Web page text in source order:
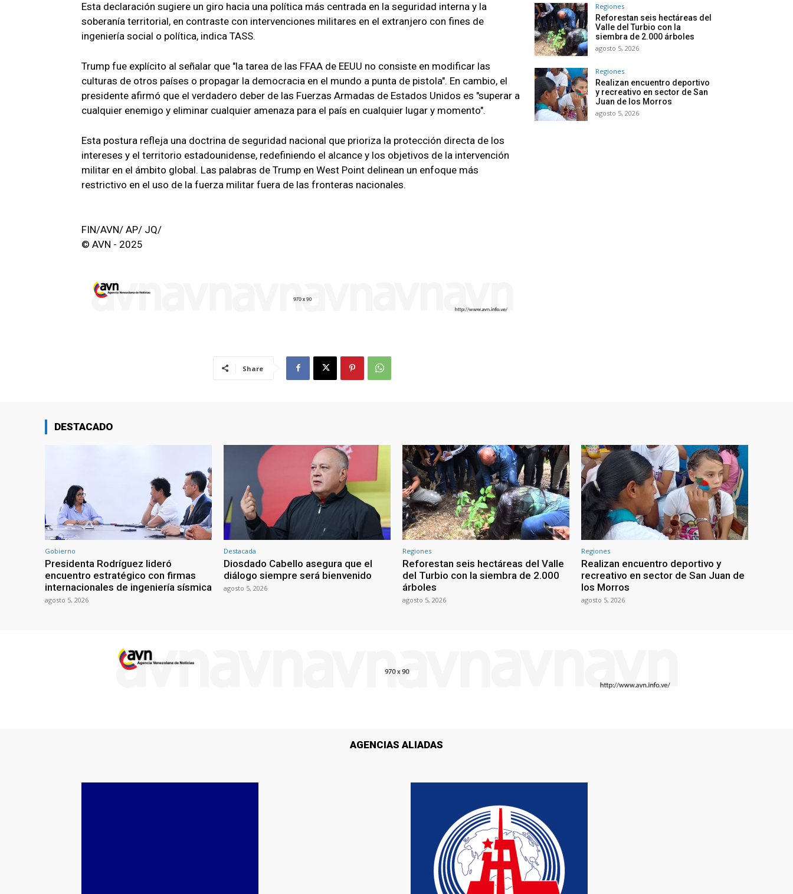
Esta declaración sugiere un giro hacia una política más centrada en la seguridad interna y la
soberanía territorial, en contraste con intervenciones militares en el extranjero con fines de
ingeniería social o política, indica TASS.
Trump fue explícito al señalar que "la tarea de las FFAA de EEUU no consiste en modificar las
culturas de otros países o propagar la democracia en el mundo a punta de pistola". En cambio, el
presidente afirmó que el verdadero deber de las Fuerzas Armadas de Estados Unidos es "superar a
cualquier enemigo y eliminar cualquier amenaza para el país en cualquier lugar y momento".
Esta postura refleja una doctrina de seguridad nacional que prioriza la protección directa de los
intereses y el territorio estadounidense, redefiniendo el alcance y los objetivos de la intervención
militar en el ámbito global. Las palabras de Trump en West Point delinean un enfoque más
restrictivo en el uso de la fuerza militar fuera de las fronteras nacionales.
FIN/AVN/ AP/ JQ/
© AVN - 2025
Share
Regiones
Reforestan seis hectáreas del
Valle del Turbio con la
siembra de 2.000 árboles
agosto 5, 2026
Regiones
Realizan encuentro deportivo
y recreativo en sector de San
Juan de los Morros
agosto 5, 2026
DESTACADO
Gobierno
Presidenta Rodríguez lideró
encuentro estratégico con firmas
internacionales de ingeniería sísmica
agosto 5, 2026
Destacada
Diosdado Cabello asegura que el
diálogo siempre será bienvenido
agosto 5, 2026
Regiones
Reforestan seis hectáreas del Valle
del Turbio con la siembra de 2.000
árboles
agosto 5, 2026
Regiones
Realizan encuentro deportivo y
recreativo en sector de San Juan de
los Morros
agosto 5, 2026
AGENCIAS ALIADAS